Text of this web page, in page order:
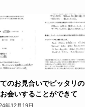
のお見合いでピッタリの
会いすることができて
年12月19日